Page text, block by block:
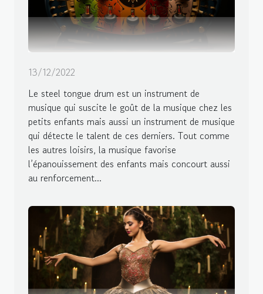
13/12/2022
Le steel tongue drum est un instrument de
musique qui suscite le goût de la musique chez les
petits enfants mais aussi un instrument de musique
qui détecte le talent de ces derniers. Tout comme
les autres loisirs, la musique favorise
l’épanouissement des enfants mais concourt aussi
au renforcement...